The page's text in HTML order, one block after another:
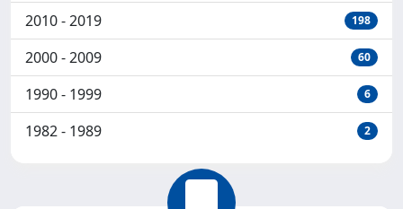
2010 - 2019 198
2000 - 2009 60
1990 - 1999 6
1982 - 1989 2